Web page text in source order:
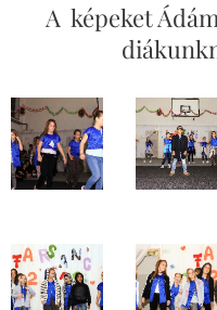
A képeket